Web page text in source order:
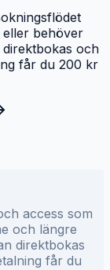
behöver
och
får du 200 kr
access som
och längre
direktbokas
får du